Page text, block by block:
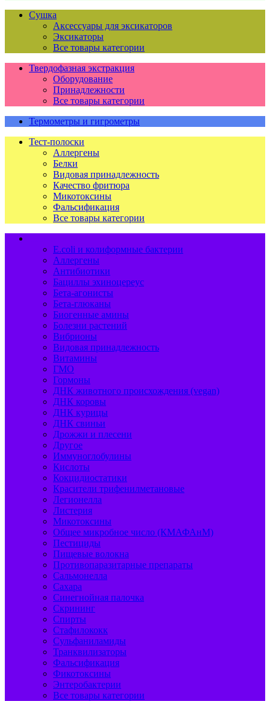
Сушка
Аксессуары для эксикаторов
Эксикаторы
Все товары категории
Твердофазная экстракция
Оборудование
Принадлежности
Все товары категории
Термометры и гигрометры
Тест-полоски
Аллергены
Белки
Видовая принадлежность
Качество фритюра
Микотоксины
Фальсификация
Все товары категории
E.coli и колиформные бактерии
Аллергены
Антибиотики
Бациллы эхиноцереус
Бета-агонисты
Бета-глюканы
Биогенные амины
Болезни растений
Вибрионы
Видовая принадлежность
Витамины
ГМО
Гормоны
ДНК животного происхождения (vegan)
ДНК коровы
ДНК курицы
ДНК свиньи
Дрожжи и плесени
Другое
Иммуноглобулины
Кислоты
Кокцидиостатики
Красители трифенилметановые
Легионелла
Листерия
Микотоксины
Общее микробное число (КМАФАнМ)
Пестициды
Пищевые волокна
Противопаразитарные препараты
Сальмонелла
Сахара
Синегнойная палочка
Скрининг
Спирты
Стафилококк
Сульфаниламиды
Транквилизаторы
Фальсификация
Фикотоксины
Энтеробактерии
Все товары категории